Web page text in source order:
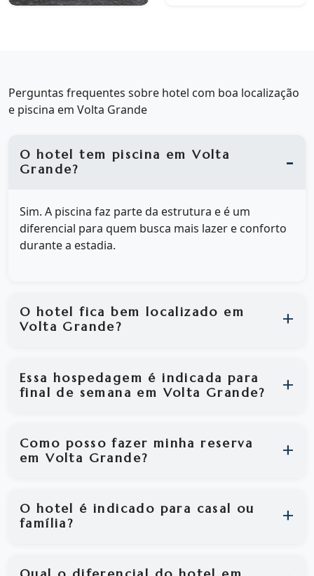
Perguntas frequentes sobre hotel com boa localização
e piscina em Volta Grande
O hotel tem piscina em Volta
Grande?
Sim. A piscina faz parte da estrutura e é um
diferencial para quem busca mais lazer e conforto
durante a estadia.
O hotel fica bem localizado em
Volta Grande?
Essa hospedagem é indicada para
final de semana em Volta Grande?
Como posso fazer minha reserva
em Volta Grande?
O hotel é indicado para casal ou
família?